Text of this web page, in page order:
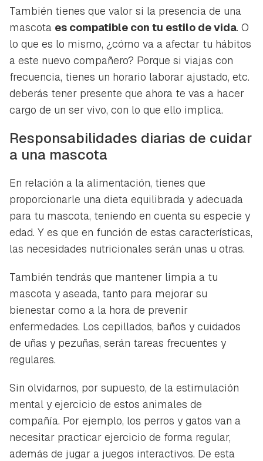
También tienes que valor si la presencia de una
mascota es compatible con tu estilo de vida. O
lo que es lo mismo, ¿cómo va a afectar tu hábitos
a este nuevo compañero? Porque si viajas con
frecuencia, tienes un horario laborar ajustado, etc.
deberás tener presente que ahora te vas a hacer
cargo de un ser vivo, con lo que ello implica.
Responsabilidades diarias de cuidar
a una mascota
En relación a la alimentación, tienes que
proporcionarle una dieta equilibrada y adecuada
para tu mascota, teniendo en cuenta su especie y
edad. Y es que en función de estas características,
las necesidades nutricionales serán unas u otras.
También tendrás que mantener limpia a tu
mascota y aseada, tanto para mejorar su
bienestar como a la hora de prevenir
enfermedades. Los cepillados, baños y cuidados
de uñas y pezuñas, serán tareas frecuentes y
regulares.
Sin olvidarnos, por supuesto, de la estimulación
mental y ejercicio de estos animales de
compañía. Por ejemplo, los perros y gatos van a
necesitar practicar ejercicio de forma regular,
además de jugar a juegos interactivos. De esta